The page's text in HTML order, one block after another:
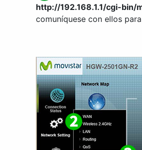
http://192.168.1.1/cgi-bin/
comuníquese con ellos